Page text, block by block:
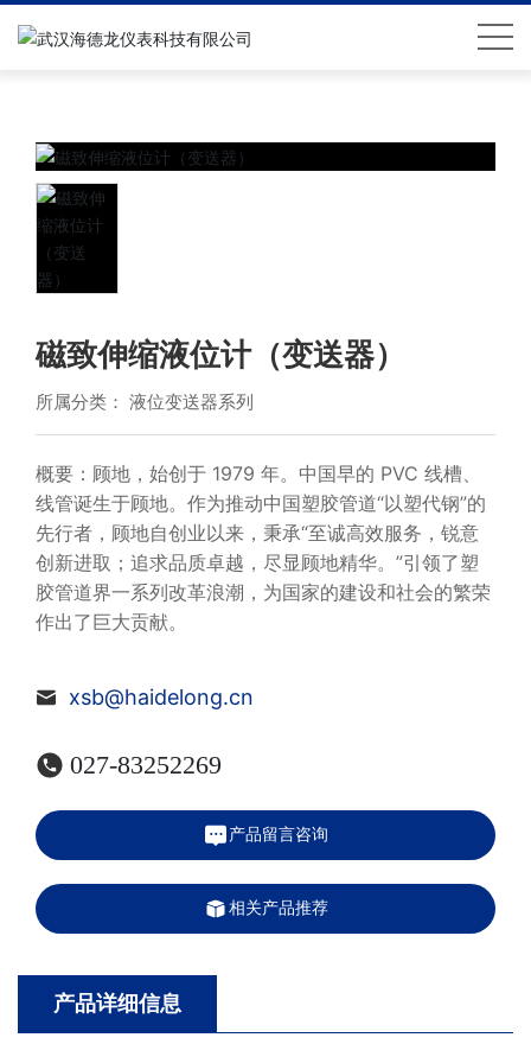
磁致伸缩液位计（变送器）
所属分类： 液位变送器系列
概要：顾地，始创于 1979 年。中国早的 PVC 线槽、
线管诞生于顾地。作为推动中国塑胶管道“以塑代钢”的
先行者，顾地自创业以来，秉承“至诚高效服务，锐意
创新进取；追求品质卓越，尽显顾地精华。”引领了塑
胶管道界一系列改革浪潮，为国家的建设和社会的繁荣
作出了巨大贡献。
xsb@haidelong.cn
027-83252269
产品留言咨询
相关产品推荐
产品详细信息